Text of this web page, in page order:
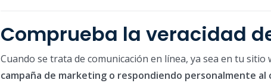
Comprueba la veracidad
Cuando se trata de comunicación en línea, ya sea en tu sitio
campaña de marketing o respondiendo personalmente al